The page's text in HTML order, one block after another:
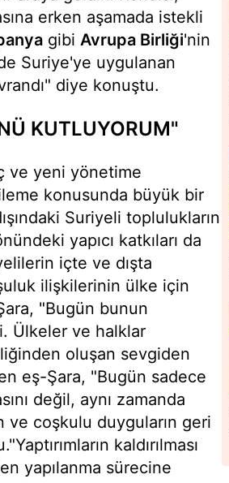
erken aşamada istekli
gibi Avrupa Birliği'nin
Suriye'ye uygulanan
diye konuştu.
KUTLUYORUM"
ve yeni yönetime
konusunda büyük bir
Suriyeli toplulukların
yapıcı katkıları da
içte ve dışta
ilişkilerinin ülke için
"Bugün bunun
Ülkeler ve halklar
oluşan sevgiden
eş-Şara, "Bugün sadece
değil, aynı zamanda
ve coşkulu duyguların geri
kaldırılması
yapılanma sürecine